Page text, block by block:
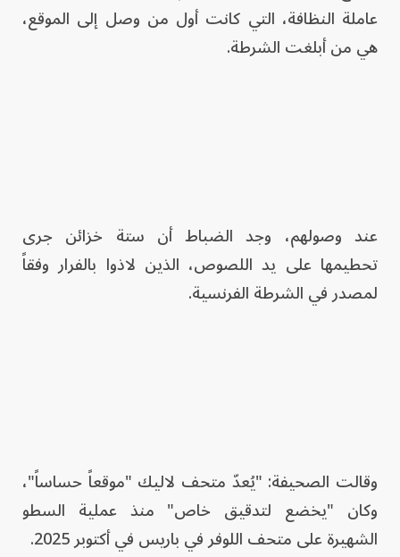
عاملة النظافة، التي كانت أول من وصل إلى الموقع،
هي من أبلغت الشرطة.
عند وصولهم، وجد الضباط أن ستة خزائن جرى
تحطيمها على يد اللصوص، الذين لاذوا بالفرار وفقاً
لمصدر في الشرطة الفرنسية.
وقالت الصحيفة: "يُعدّ متحف لاليك "موقعاً حساساً"،
وكان "يخضع لتدقيق خاص" منذ عملية السطو
الشهيرة على متحف اللوفر في باريس في أكتوبر 2025.